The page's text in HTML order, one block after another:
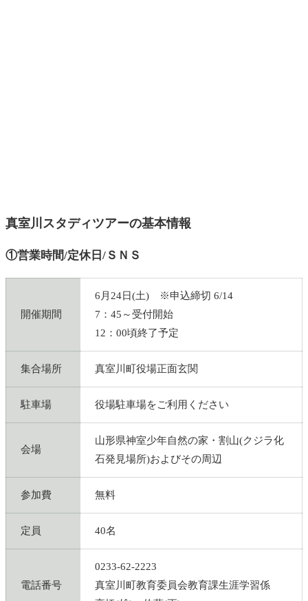
真室川スタディツアーの基本情報
①営業時間/定休日/ＳＮＳ
開催期間
6月24日(土) ※申込締切 6/14
7：45～受付開始
12：00頃終了予定
集合場所 真室川町役場正面玄関
駐車場 役場駐車場をご利用ください
会場
山形県神室少年自然の家・割山(クジラ化
石発見場所)およびその周辺
参加費 無料
定員 40名
電話番号
0233-62-2223
真室川町教育委員会教育課生涯学習係